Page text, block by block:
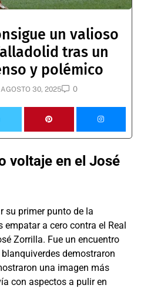
un valioso
tras un
y polémico
AGOSTO 30, 2025 0
voltaje en el José
su primer punto de la
a cero contra el Real
Zorrilla. Fue un encuentro
demostraron
una imagen más
con aspectos a pulir en